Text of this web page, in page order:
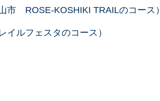
山市 ROSE-KOSHIKI TRAILのコース）
ルフェスタのコース）